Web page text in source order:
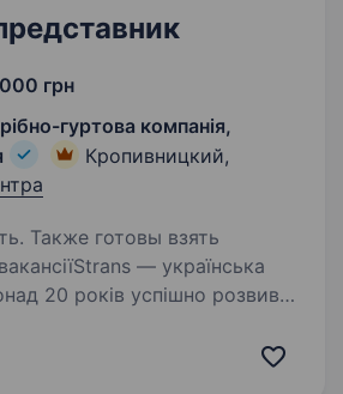
грн
гуртова компанія,
Кропивницкий,
Также готовы взять
20 років успішно розвиває
і супутніх товарів для